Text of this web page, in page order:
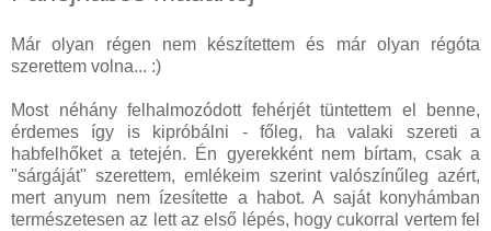
Már olyan régen nem készítettem és már olyan régóta
szerettem volna... :)
Most néhány felhalmozódott fehérjét tüntettem el benne,
érdemes így is kipróbálni - főleg, ha valaki szereti a
habfelhőket a tetején. Én gyerekként nem bírtam, csak a
"sárgáját" szerettem, emlékeim szerint valószínűleg azért,
mert anyum nem ízesítette a habot. A saját konyhámban
természetesen az lett az első lépés, hogy cukorral vertem fel